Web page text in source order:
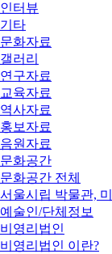
인터뷰
기타
문화자료
갤러리
연구자료
교육자료
역사자료
홍보자료
음원자료
문화공간
문화공간 전체
서울시립 박물관,
예술인/단체정보
비영리법인
비영리법인 이란?